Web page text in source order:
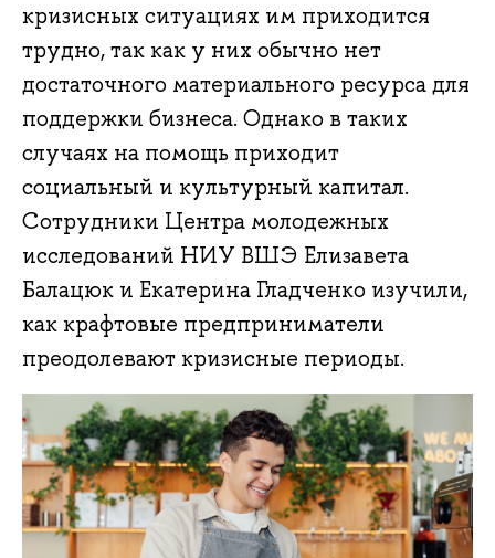
кризисных ситуациях им приходится
трудно, так как у них обычно нет
достаточного материального ресурса для
поддержки бизнеса. Однако в таких
случаях на помощь приходит
социальный и культурный капитал.
Сотрудники Центра молодежных
исследований НИУ ВШЭ Елизавета
Балацюк и Екатерина Гладченко изучили,
как крафтовые предприниматели
преодолевают кризисные периоды.